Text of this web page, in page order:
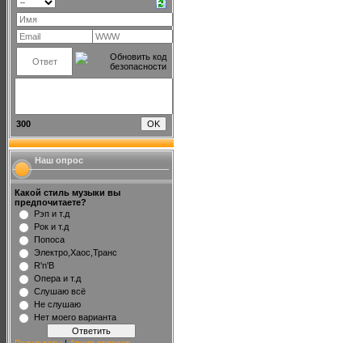
300
Наш опрос
Какой стиль музыки вы
предпочитаете?
Рэп и т.д
Рок и т.д
Попоса
Электро,Хаос,Транс
R'n'B
Опера и т.д
Слушаю всё
Не слушаю
Нет моего варианта